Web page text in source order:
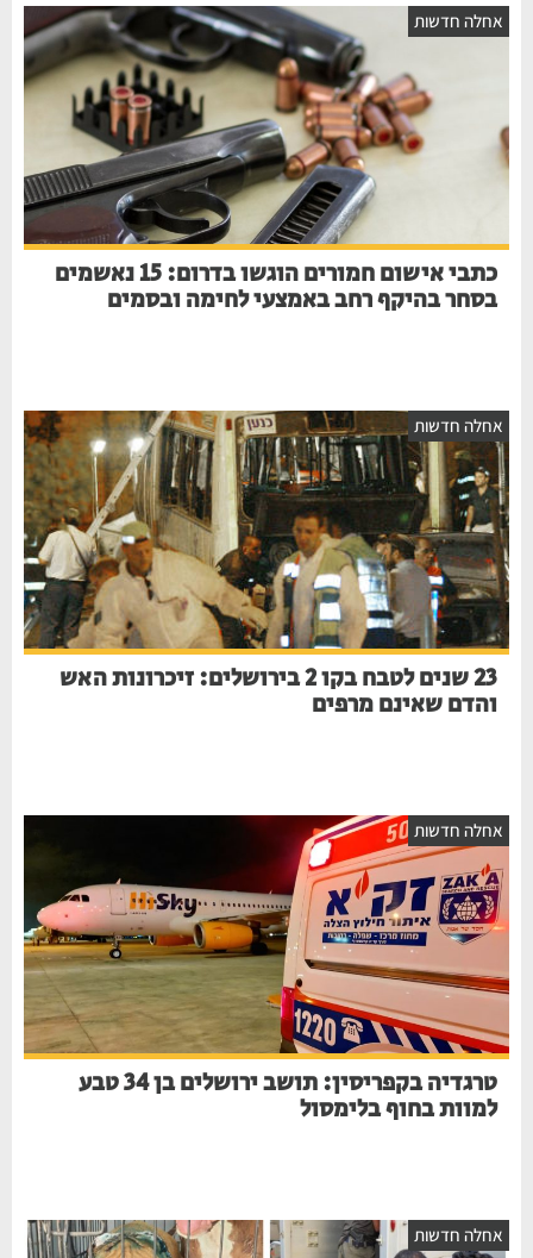
אחלה חדשות
כתבי אישום חמורים הוגשו בדרום: 15 נאשמים
בסחר בהיקף רחב באמצעי לחימה ובסמים
אחלה חדשות
23 שנים לטבח בקו 2 בירושלים: זיכרונות האש
והדם שאינם מרפים
אחלה חדשות
טרגדיה בקפריסין: תושב ירושלים בן 34 טבע
למוות בחוף בלימסול
אחלה חדשות